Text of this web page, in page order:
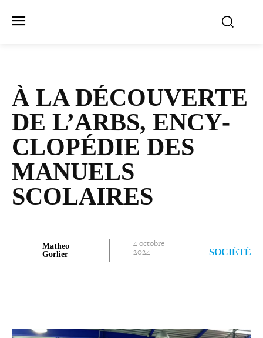
À LA DÉCOU­VERTE
DE L’ARBS, ENCY­
CLO­PÉ­DIE DES
MANUELS
SCOLAIRES
Matheo
Gorlier
4 octobre
2024 SOCIÉTÉ